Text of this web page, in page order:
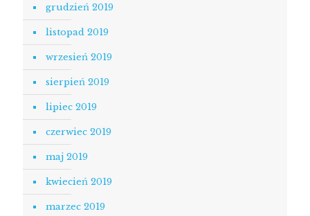
grudzień 2019
listopad 2019
wrzesień 2019
sierpień 2019
lipiec 2019
czerwiec 2019
maj 2019
kwiecień 2019
marzec 2019